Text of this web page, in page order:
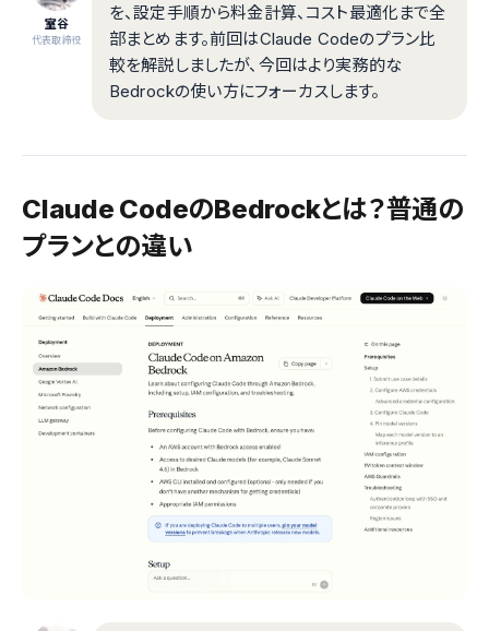
室谷
代表取締役
を、設定手順から料金計算、コスト最適化まで全
部まとめます。前回はClaude Codeのプラン比
較を解説しましたが、今回はより実務的な
Bedrockの使い方にフォーカスします。
Claude CodeのBedrockとは？普通の
プランとの違い